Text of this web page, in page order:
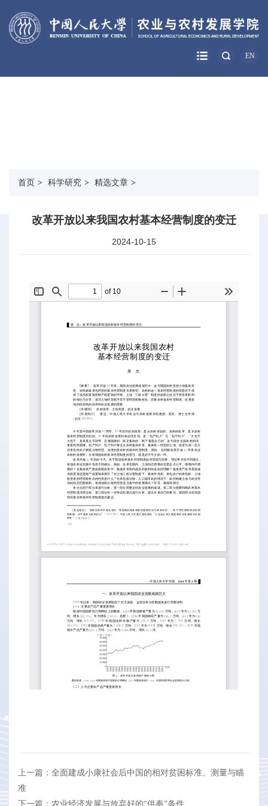
EN
首页 > 科学研究 > 精选文章 >
改革开放以来我国农村基本经营制度的变迁
2024-10-15
上一篇：全面建成小康社会后中国的相对贫困标准、测量与瞄
准
下一篇：农业经济发展与放弃好的“供奉”条件